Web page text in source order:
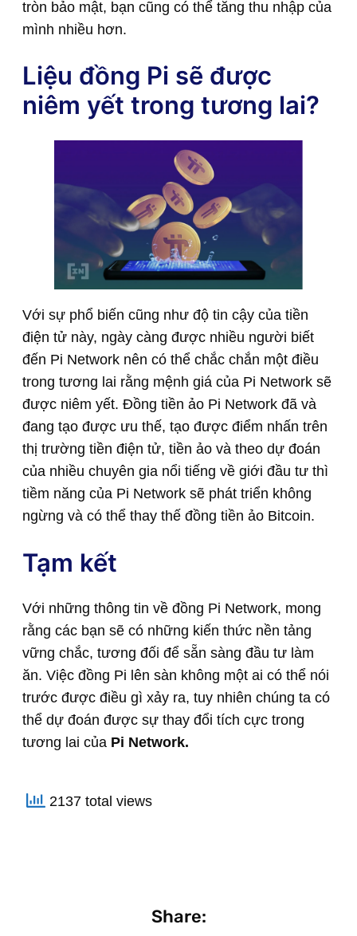
tròn bảo mật, bạn cũng có thể tăng thu nhập của
mình nhiều hơn.
Liệu đồng Pi sẽ được
niêm yết trong tương lai?
Với sự phổ biến cũng như độ tin cậy của tiền
điện tử này, ngày càng được nhiều người biết
đến Pi Network nên có thể chắc chắn một điều
trong tương lai rằng mệnh giá của Pi Network sẽ
được niêm yết. Đồng tiền ảo Pi Network đã và
đang tạo được ưu thế, tạo được điểm nhấn trên
thị trường tiền điện tử, tiền ảo và theo dự đoán
của nhiều chuyên gia nổi tiếng về giới đầu tư thì
tiềm năng của Pi Network sẽ phát triển không
ngừng và có thể thay thế đồng tiền ảo Bitcoin.
Tạm kết
Với những thông tin về đồng Pi Network, mong
rằng các bạn sẽ có những kiến thức nền tảng
vững chắc, tương đối để sẵn sàng đầu tư làm
ăn. Việc đồng Pi lên sàn không một ai có thể nói
trước được điều gì xảy ra, tuy nhiên chúng ta có
thể dự đoán được sự thay đổi tích cực trong
tương lai của Pi Network.
2137 total views
Share: